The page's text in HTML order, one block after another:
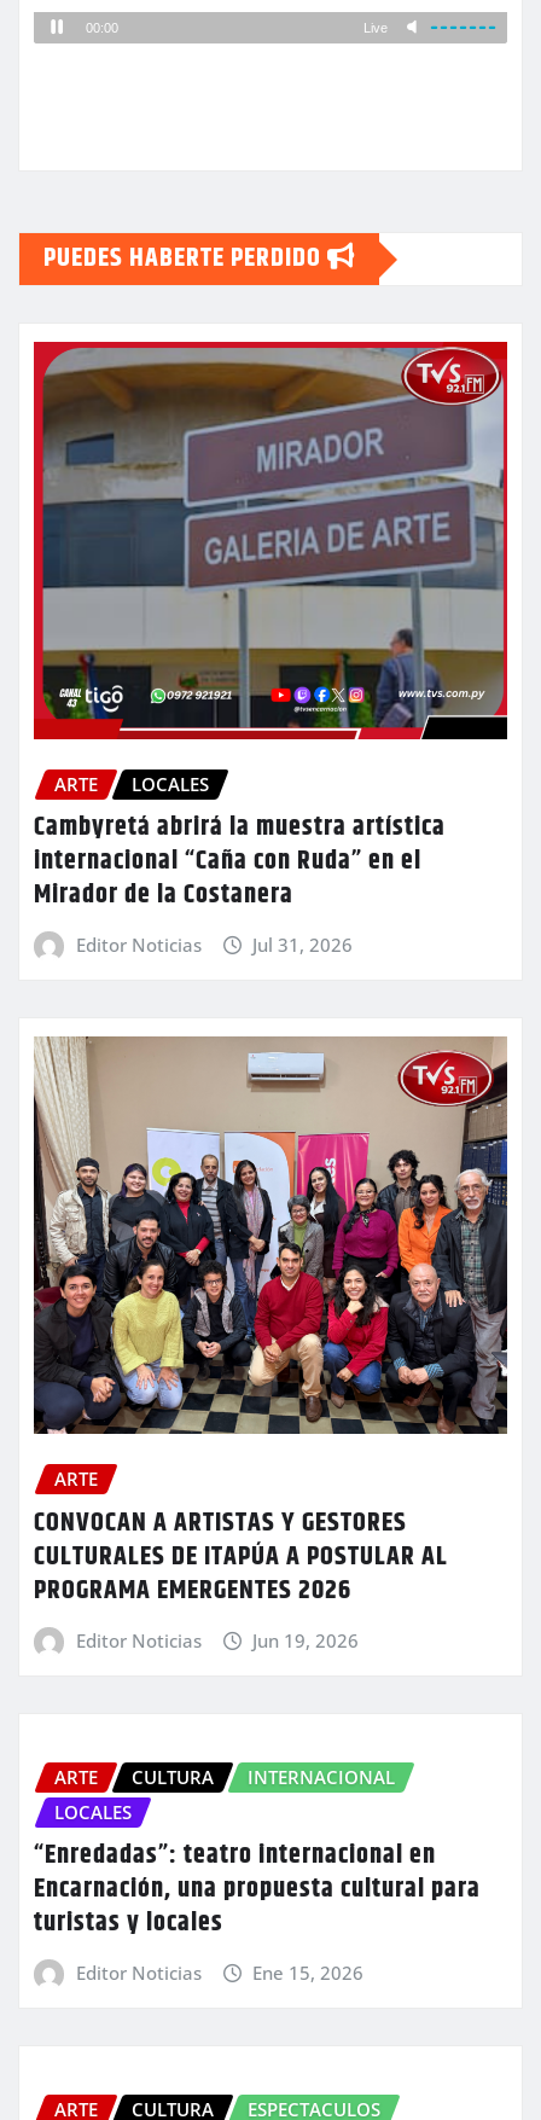
PUEDES HABERTE PERDIDO
ARTE LOCALES
Cambyretá abrirá la muestra artística
internacional “Caña con Ruda” en el
Mirador de la Costanera
Editor Noticias Jul 31, 2026
ARTE
CONVOCAN A ARTISTAS Y GESTORES
CULTURALES DE ITAPÚA A POSTULAR AL
PROGRAMA EMERGENTES 2026
Editor Noticias Jun 19, 2026
ARTE CULTURA
INTERNACIONAL
LOCALES
“Enredadas”: teatro internacional en
Encarnación, una propuesta cultural para
turistas y locales
Editor Noticias Ene 15, 2026
ARTE CULTURA ESPECTACULOS